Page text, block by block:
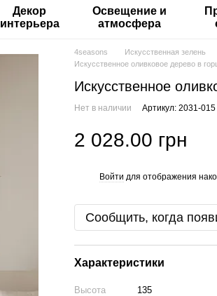
Декор
интерьера
Освещение и
атмосфера
4seasons
Искусственная зелень
Искусственное оливковое дерево в
Искусственное
Нет в наличии Артикул: 2031-015
2 028.00 грн
Войти для отображения
Сообщить, когда
Характеристики
Высота
135